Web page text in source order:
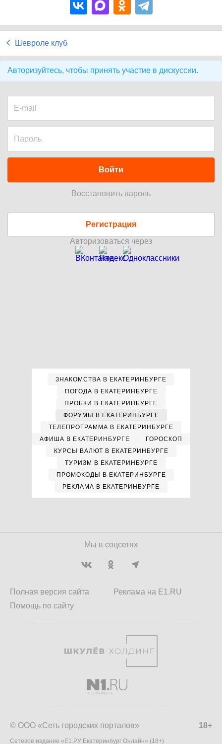
Шевроле клуб
Авторизуйтесь, чтобы принять участие в дискуссии.
Войти
Восстановить пароль
Регистрация
Авторизоваться через
ЗНАКОМСТВА В ЕКАТЕРИНБУРГЕ
ПОГОДА В ЕКАТЕРИНБУРГЕ
ПРОБКИ В ЕКАТЕРИНБУРГЕ
ФОРУМЫ В ЕКАТЕРИНБУРГЕ
ТЕЛЕПРОГРАММА В ЕКАТЕРИНБУРГЕ
АФИША В ЕКАТЕРИНБУРГЕ
ГОРОСКОП
КУРСЫ ВАЛЮТ В ЕКАТЕРИНБУРГЕ
ТУРИЗМ В ЕКАТЕРИНБУРГЕ
ПРОМОКОДЫ В ЕКАТЕРИНБУРГЕ
РЕКЛАМА В ЕКАТЕРИНБУРГЕ
Мы в соцсетях
Полная версия сайта
Помощь по сайту
Реклама на E1.RU
18+
© ООО «Сеть городских порталов»
Сетевое издание «Е1.РУ Екатеринбург Онлайн» (18+)